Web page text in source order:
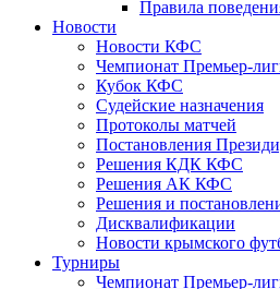
Правила
Новости
Новости КФС
Чемпионат Премьер-
Кубок КФС
Судейские назначения
Протоколы матчей
Постановления
Решения КДК КФС
Решения АК КФС
Решения и
Дисквалификации
Новости крымского
Турниры
Чемпионат Премьер-